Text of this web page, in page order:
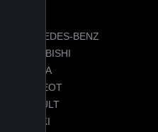
MERCEDES-BENZ
MITSUBISHI
OMODA
PEUGEOT
RENAULT
SUZUKI